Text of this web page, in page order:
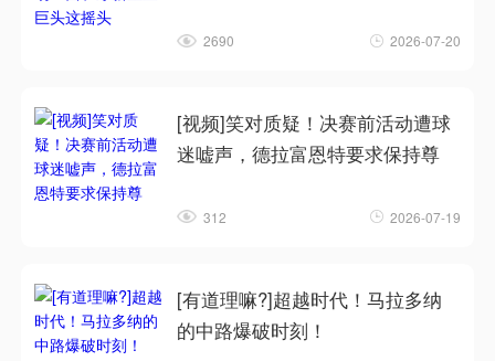
2690 2026-07-20
[视频]笑对质疑！决赛前活动遭球
迷嘘声，德拉富恩特要求保持尊
312 2026-07-19
[有道理嘛?]超越时代！马拉多纳
的中路爆破时刻！